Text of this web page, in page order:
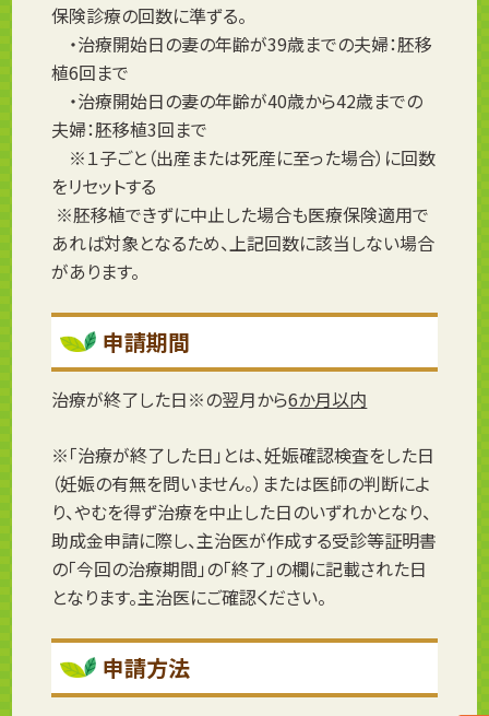
保険診療の回数に準ずる。
・治療開始日の妻の年齢が39歳までの夫婦：胚移
植6回まで
・治療開始日の妻の年齢が40歳から42歳までの
夫婦：胚移植3回まで
※１子ごと（出産または死産に至った場合）に回数
をリセットする
※胚移植できずに中止した場合も医療保険適用で
あれば対象となるため、上記回数に該当しない場合
があります。
申請期間
治療が終了した日※の翌月から6か月以内
※「治療が終了した日」とは、妊娠確認検査をした日
（妊娠の有無を問いません。）または医師の判断によ
り、やむを得ず治療を中止した日のいずれかとなり、
助成金申請に際し、主治医が作成する受診等証明書
の「今回の治療期間」の「終了」の欄に記載された日
となります。主治医にご確認ください。
申請方法